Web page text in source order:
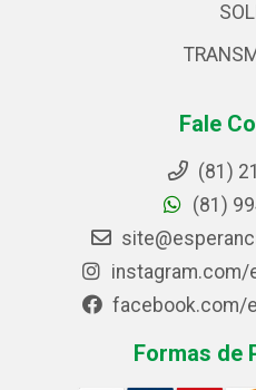
Fale
(81)
(81)
instagram.com/
facebook.com/
Formas de